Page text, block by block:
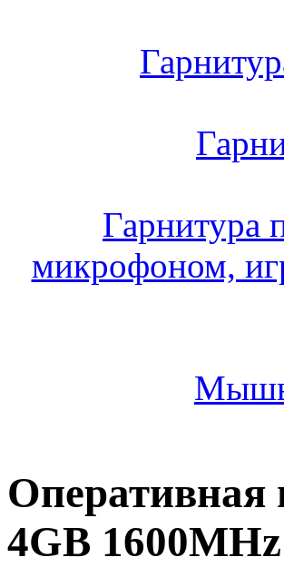
Гарнитура
микрофоном,
4GB